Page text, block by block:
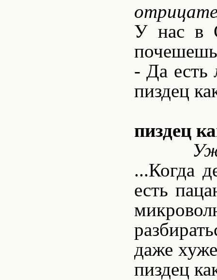
У нас в
- Да есть
пиздец
пиздец
...Когда
есть
даже
пиздец